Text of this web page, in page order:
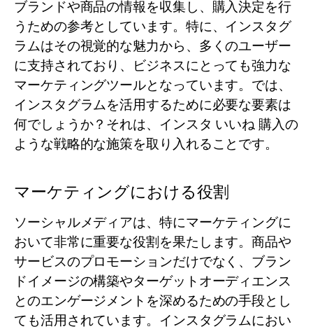
ブランドや商品の情報を収集し、購入決定を行
うための参考としています。特に、インスタグ
ラムはその視覚的な魅力から、多くのユーザー
に支持されており、ビジネスにとっても強力な
マーケティングツールとなっています。では、
インスタグラムを活用するために必要な要素は
何でしょうか？それは、 インスタ いいね 購入の
ような戦略的な施策を取り入れることです。
マーケティングにおける役割
ソーシャルメディアは、特にマーケティングに
おいて非常に重要な役割を果たします。商品や
サービスのプロモーションだけでなく、ブラン
ドイメージの構築やターゲットオーディエンス
とのエンゲージメントを深めるための手段とし
ても活用されています。インスタグラムにおい